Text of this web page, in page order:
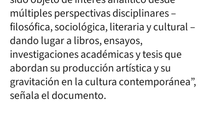
múltiples perspectivas disciplinares –
filosófica, sociológica, literaria y cultural –
dando lugar a libros, ensayos,
investigaciones académicas y tesis que
abordan su producción artística y su
gravitación en la cultura contemporánea”,
señala el documento.